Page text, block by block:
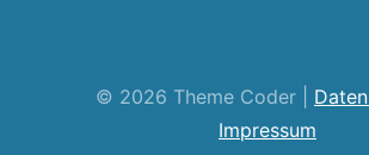
© 2026 Theme Coder |
Impressum